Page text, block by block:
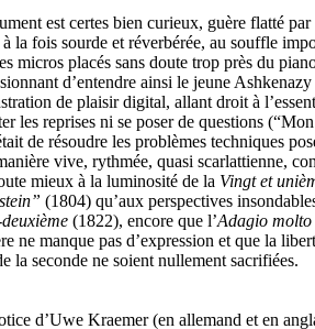
est certes bien curieux, guère flatté par
à la fois sourde et réverbérée, au souffle
micros placés sans doute trop près du
d’entendre ainsi le jeune
de plaisir digital, allant droit à
les reprises ni se poser de questions
de résoudre les problèmes techniques
vive, rythmée, quasi scarlattienne,
mieux à la luminosité de la Vingt et
(1804) qu’aux perspectives
(1822), encore que l’Adagio molto
ne manque pas d’expression et que la
la seconde ne soient nullement sacrifiées.
d’Uwe Kraemer (en allemand et en